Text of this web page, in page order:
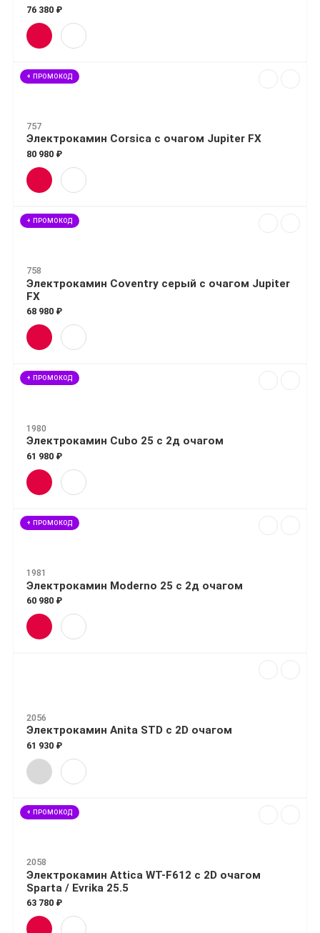
76 380 ₽
+ ПРОМОКОД
757
Электрокамин Corsica с очагом Jupiter FX
80 980 ₽
+ ПРОМОКОД
758
Электрокамин Coventry серый с очагом Jupiter
FX
68 980 ₽
+ ПРОМОКОД
1980
Электрокамин Cubo 25 с 2д очагом
61 980 ₽
+ ПРОМОКОД
1981
Электрокамин Moderno 25 с 2д очагом
60 980 ₽
2056
Электрокамин Anita STD с 2D очагом
61 930 ₽
+ ПРОМОКОД
2058
Электрокамин Attica WT-F612 с 2D очагом
Sparta / Evrika 25.5
63 780 ₽